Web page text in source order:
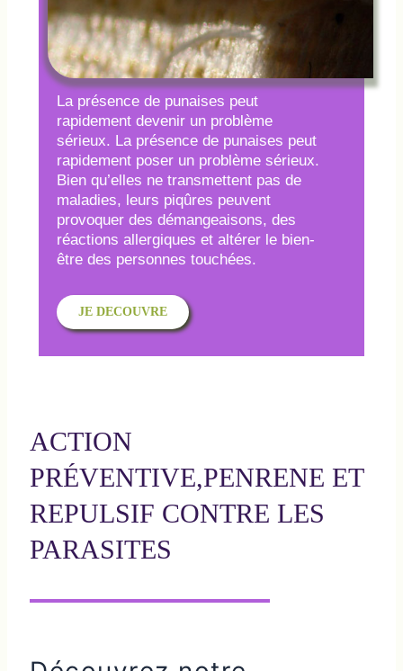
La présence de punaises peut
rapidement devenir un problème
sérieux. La présence de punaises peut
rapidement poser un problème sérieux.
Bien qu’elles ne transmettent pas de
maladies, leurs piqûres peuvent
provoquer des démangeaisons, des
réactions allergiques et altérer le bien-
être des personnes touchées.
JE DECOUVRE
ACTION
PRÉVENTIVE,PENRENE ET
REPULSIF CONTRE LES
PARASITES